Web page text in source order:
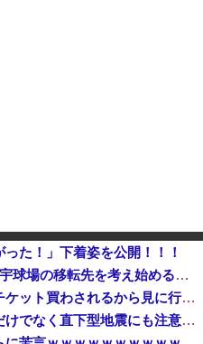
た！」下着姿を公開！！！
カープファン最下位転落で2軍由宇球場の移転先を考え始める。他
劇団員やってる友達からたまにチケット買わされるから見に行くんやけどさ・・・
【大地震】専門家「南海トラフだけでなく直下型地震にも注意を」…中部各地に危険度「Sランク」断層帯